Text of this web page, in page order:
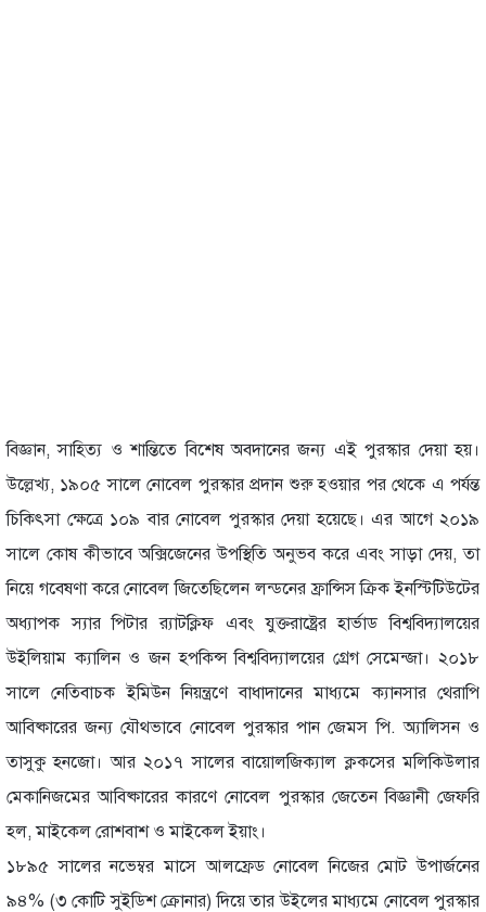
বিজ্ঞান, সাহিত্য ও শান্তিতে বিশেষ অবদানের জন্য এই পুরস্কার দেয়া হয়।
উল্লেখ্য, ১৯০৫ সালে নোবেল পুরস্কার প্রদান শুরু হওয়ার পর থেকে এ পর্যন্ত
চিকিৎসা ক্ষেত্রে ১০৯ বার নোবেল পুরস্কার দেয়া হয়েছে। এর আগে ২০১৯
সালে কোষ কীভাবে অক্সিজেনের উপস্থিতি অনুভব করে এবং সাড়া দেয়, তা
নিয়ে গবেষণা করে নোবেল জিতেছিলেন লন্ডনের ফ্রান্সিস ক্রিক ইনস্টিটিউটের
অধ্যাপক স্যার পিটার র‌্যাটক্লিফ এবং যুক্তরাষ্ট্রের হার্ভাড বিশ্ববিদ্যালয়ের
উইলিয়াম ক্যালিন ও জন হপকিন্স বিশ্ববিদ্যালয়ের গ্রেগ সেমেন্জা। ২০১৮
সালে নেতিবাচক ইমিউন নিয়ন্ত্রণে বাধাদানের মাধ্যমে ক্যানসার থেরাপি
আবিষ্কারের জন্য যৌথভাবে নোবেল পুরস্কার পান জেমস পি. অ্যালিসন ও
তাসুকু হনজো। আর ২০১৭ সালের বায়োলজিক্যাল ক্লকসের মলিকিউলার
মেকানিজমের আবিষ্কারের কারণে নোবেল পুরস্কার জেতেন বিজ্ঞানী জেফরি
হল, মাইকেল রোশবাশ ও মাইকেল ইয়াং।
১৮৯৫ সালের নভেম্বর মাসে আলফ্রেড নোবেল নিজের মোট উপার্জনের
৯৪% (৩ কোটি সুইডিশ ক্রোনার) দিয়ে তার উইলের মাধ্যমে নোবেল পুরস্কার